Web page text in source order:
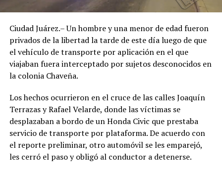
Ciudad Juárez.– Un hombre y una menor de edad fueron
privados de la libertad la tarde de este día luego de que
el vehículo de transporte por aplicación en el que
viajaban fuera interceptado por sujetos desconocidos en
la colonia Chaveña.
Los hechos ocurrieron en el cruce de las calles Joaquín
Terrazas y Rafael Velarde, donde las víctimas se
desplazaban a bordo de un Honda Civic que prestaba
servicio de transporte por plataforma. De acuerdo con
el reporte preliminar, otro automóvil se les emparejó,
les cerró el paso y obligó al conductor a detenerse.